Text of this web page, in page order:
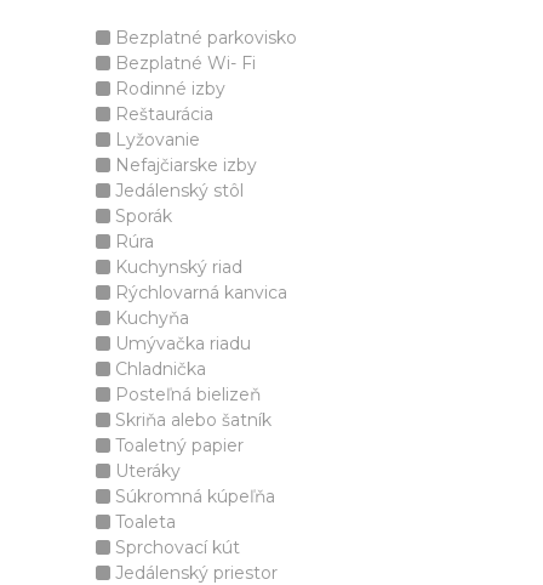
Bezplatné parkovisko
Bezplatné Wi- Fi
Rodinné izby
Reštaurácia
Lyžovanie
Nefajčiarske izby
Jedálenský stôl
Sporák
Rúra
Kuchynský riad
Rýchlovarná kanvica
Kuchyňa
Umývačka riadu
Chladnička
Posteľná bielizeň
Skriňa alebo šatník
Toaletný papier
Uteráky
Súkromná kúpeľňa
Toaleta
Sprchovací kút
Jedálenský priestor